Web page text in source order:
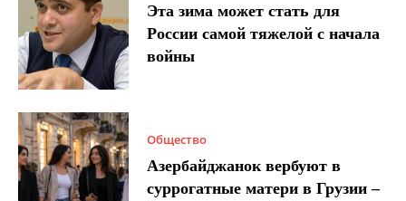
Эта зима может стать для
России самой тяжелой с начала
войны
Общество
Азербайджанок вербуют в
суррогатные матери в Грузии –